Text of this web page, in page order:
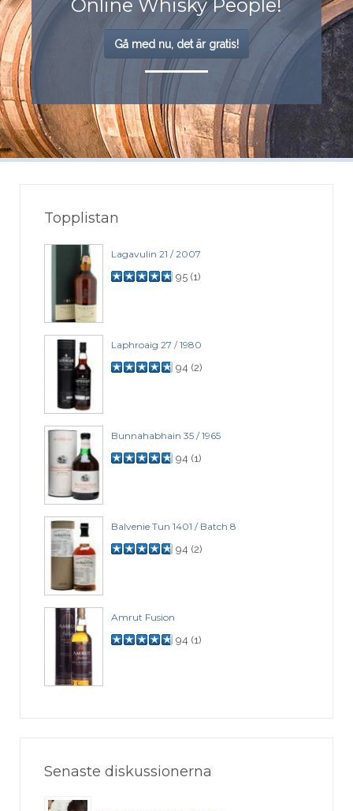
Online Whisky People!
Gå med nu, det är gratis!
Topplistan
Lagavulin 21 / 2007
95 (1)
Laphroaig 27 / 1980
94 (2)
Bunnahabhain 35 / 1965
94 (1)
Balvenie Tun 1401 / Batch 8
94 (2)
Amrut Fusion
94 (1)
Senaste diskussionerna